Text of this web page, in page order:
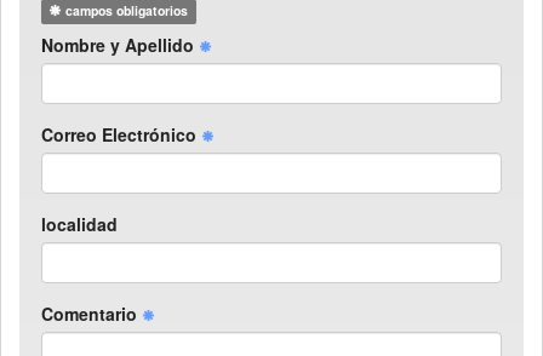
campos obligatorios
Nombre y Apellido
Correo Electrónico
localidad
Comentario